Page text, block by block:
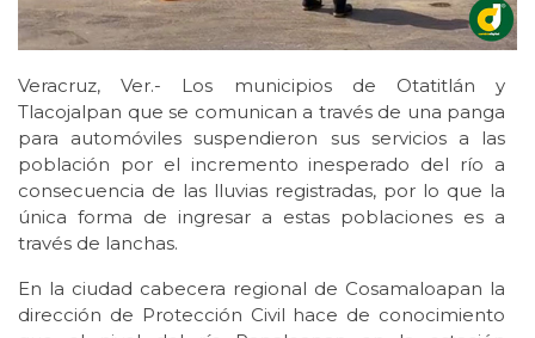
Veracruz, Ver.- Los municipios de Otatitlán y
Tlacojalpan que se comunican a través de una panga
para automóviles suspendieron sus servicios a las
población por el incremento inesperado del río a
consecuencia de las lluvias registradas, por lo que la
única forma de ingresar a estas poblaciones es a
través de lanchas.
En la ciudad cabecera regional de Cosamaloapan la
dirección de Protección Civil hace de conocimiento